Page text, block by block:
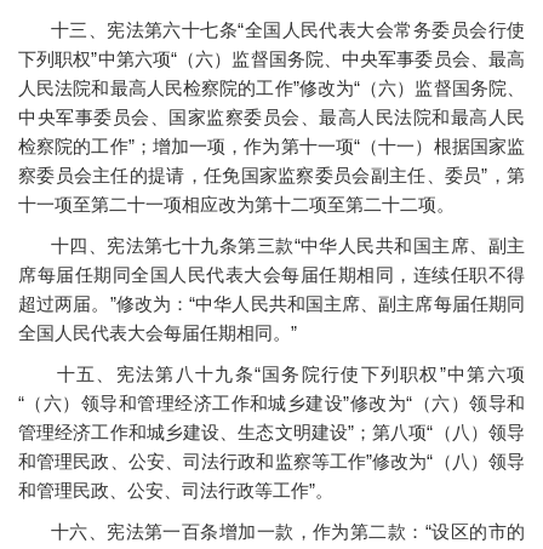
十三、宪法第六十七条“全国人民代表大会常务委员会行使
下列职权”中第六项“（六）监督国务院、中央军事委员会、最高
人民法院和最高人民检察院的工作”修改为“（六）监督国务院、
中央军事委员会、国家监察委员会、最高人民法院和最高人民
检察院的工作”；增加一项，作为第十一项“（十一）根据国家监
察委员会主任的提请，任免国家监察委员会副主任、委员”，第
十一项至第二十一项相应改为第十二项至第二十二项。
十四、宪法第七十九条第三款“中华人民共和国主席、副主
席每届任期同全国人民代表大会每届任期相同，连续任职不得
超过两届。”修改为：“中华人民共和国主席、副主席每届任期同
全国人民代表大会每届任期相同。”
十五、宪法第八十九条“国务院行使下列职权”中第六项
“（六）领导和管理经济工作和城乡建设”修改为“（六）领导和
管理经济工作和城乡建设、生态文明建设”；第八项“（八）领导
和管理民政、公安、司法行政和监察等工作”修改为“（八）领导
和管理民政、公安、司法行政等工作”。
十六、宪法第一百条增加一款，作为第二款：“设区的市的